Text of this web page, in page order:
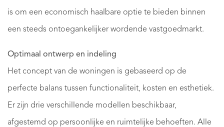
is om een economisch haalbare optie te bieden binnen
een steeds ontoegankelijker wordende vastgoedmarkt.
Optimaal ontwerp en indeling
Het concept van de woningen is gebaseerd op de
perfecte balans tussen functionaliteit, kosten en esthetiek.
Er zijn drie verschillende modellen beschikbaar,
afgestemd op persoonlijke en ruimtelijke behoeften. Alle